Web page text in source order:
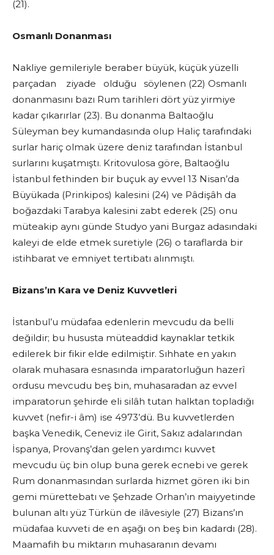
(21).
Osmanlı Donanması
Nakliye gemileriyle beraber büyük, küçük yüzelli
parçadan ziyade olduğu söylenen (22) Osmanlı
donanmasını bazı Rum tarihleri dört yüz yirmiye
kadar çıkarırlar (23). Bu donanma Baltaoğlu
Süleyman bey kumandasında olup Haliç tarafındaki
surlar hariç olmak üzere deniz tarafından İstanbul
surlarını kuşatmıştı. Kritovulosa göre, Baltaoğlu
İstanbul fethinden bir buçuk ay evvel 13 Nisan’da
Büyükada (Prinkipos) kalesini (24) ve Pâdişâh da
boğazdaki Tarabya kalesini zabt ederek (25) onu
müteakip aynı günde Studyo yani Burgaz adasındaki
kaleyi de elde etmek suretiyle (26) o taraflarda bir
istihbarat ve emniyet tertibatı alınmıştı.
Bizans’ın Kara ve Deniz Kuvvetleri
İstanbul’u müdafaa edenlerin mevcudu da belli
değildir; bu hususta müteaddid kaynaklar tetkik
edilerek bir fikir elde edilmiştir. Sıhhate en yakın
olarak muhasara esnasında imparatorluğun hazerî
ordusu mevcudu beş bin, muhasaradan az evvel
imparatorun şehirde eli silâh tutan halktan topladığı
kuvvet (nefir-i âm) ise 4973’dü. Bu kuvvetlerden
başka Venedik, Ceneviz ile Girit, Sakız adalarından
İspanya, Provanş’dan gelen yardımcı kuvvet
mevcudu üç bin olup buna gerek ecnebi ve gerek
Rum donanmasından surlarda hizmet gören iki bin
gemi mürettebatı ve Şehzade Orhan’ın maiyyetinde
bulunan altı yüz Türkün de ilâvesiyle (27) Bizans’ın
müdafaa kuvveti de en aşağı on beş bin kadardı (28).
Maamafih bu miktarın muhasaranın devamı